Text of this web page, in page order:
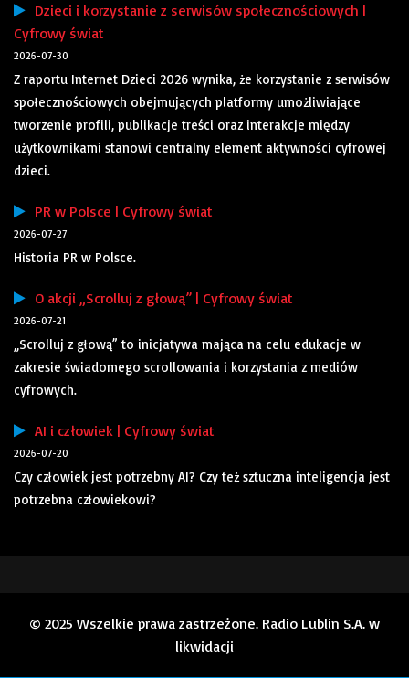
Dzieci i korzystanie z serwisów społecznościowych |
Cyfrowy świat
2026-07-30
Z raportu Internet Dzieci 2026 wynika, że korzystanie z serwisów
społecznościowych obejmujących platformy umożliwiające
tworzenie profili, publikacje treści oraz interakcje między
użytkownikami stanowi centralny element aktywności cyfrowej
dzieci.
PR w Polsce | Cyfrowy świat
2026-07-27
Historia PR w Polsce.
O akcji „Scrolluj z głową” | Cyfrowy świat
2026-07-21
„Scrolluj z głową” to inicjatywa mająca na celu edukacje w
zakresie świadomego scrollowania i korzystania z mediów
cyfrowych.
AI i człowiek | Cyfrowy świat
2026-07-20
Czy człowiek jest potrzebny AI? Czy też sztuczna inteligencja jest
potrzebna człowiekowi?
© 2025 Wszelkie prawa zastrzeżone. Radio Lublin S.A. w
likwidacji